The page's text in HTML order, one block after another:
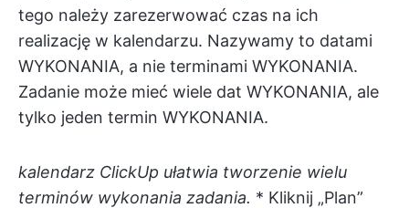
tego należy zarezerwować czas na ich
realizację w kalendarzu. Nazywamy to datami
WYKONANIA, a nie terminami WYKONANIA.
Zadanie może mieć wiele dat WYKONANIA, ale
tylko jeden termin WYKONANIA.
kalendarz ClickUp ułatwia tworzenie wielu
terminów wykonania zadania. * Kliknij „Plan”